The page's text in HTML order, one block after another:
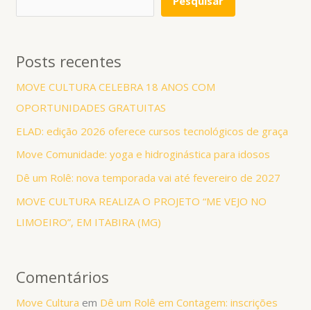
Posts recentes
MOVE CULTURA CELEBRA 18 ANOS COM
OPORTUNIDADES GRATUITAS
ELAD: edição 2026 oferece cursos tecnológicos de graça
Move Comunidade: yoga e hidroginástica para idosos
Dê um Rolê: nova temporada vai até fevereiro de 2027
MOVE CULTURA REALIZA O PROJETO “ME VEJO NO
LIMOEIRO”, EM ITABIRA (MG)
Comentários
Move Cultura em Dê um Rolê em Contagem: inscrições